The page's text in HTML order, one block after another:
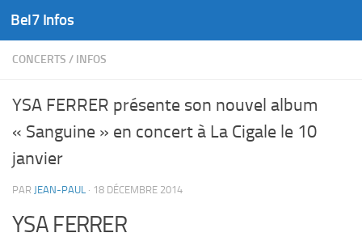
Skip to content
Bel7 Infos
CONCERTS / INFOS
YSA FERRER présente son nouvel album
« Sanguine » en concert à La Cigale le 10
janvier
PAR JEAN-PAUL · 18 DÉCEMBRE 2014
YSA FERRER